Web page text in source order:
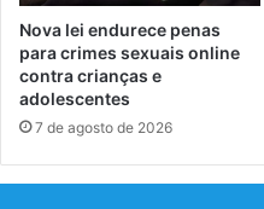
Nova lei endurece penas
para crimes sexuais online
contra crianças e
adolescentes
7 de agosto de 2026